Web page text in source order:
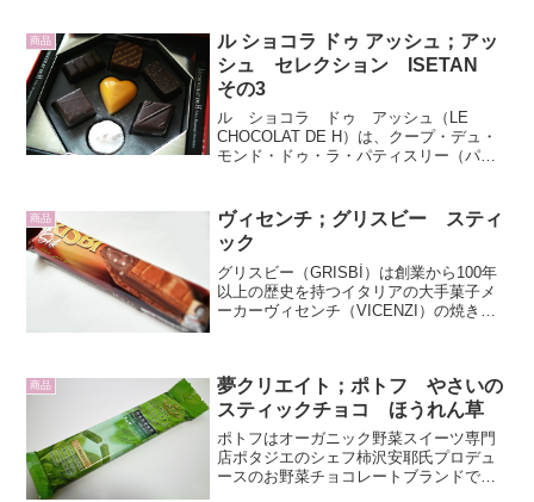
商品
ル ショコラ ドゥ アッシュ；アッ
シュ セレクション ISETAN
その3
ル ショコラ ドゥ アッシュ（LE
CHOCOLAT DE H）は、クープ・デュ・
モンド・ドゥ・ラ・パティスリー（パテ
をもたらした辻口博啓氏が手がけるショ
コラトリーです...
商品
ヴィセンチ；グリスビー スティ
ック
グリスビー（GRISBÌ）は創業から100年
以上の歴史を持つイタリアの大手菓子メ
ーカーヴィセンチ（VICENZI）の焼き菓
身...
商品
夢クリエイト；ポトフ やさいの
スティックチョコ ほうれん草
ポトフはオーガニック野菜スイーツ専門
店ポタジエのシェフ柿沢安耶氏プロデュ
ースのお野菜チョコレートブランドで